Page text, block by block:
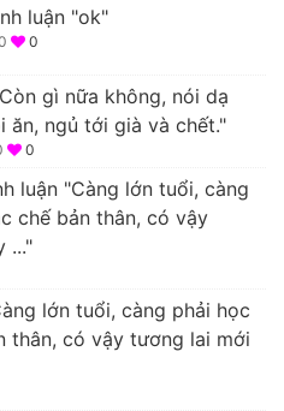
luận "ok"
0
gì nữa không, nói dạ
ăn, ngủ tới già và chết."
0
luận "Càng lớn tuổi, càng
chế bản thân, có vậy
..."
lớn tuổi, càng phải học
thân, có vậy tương lai mới